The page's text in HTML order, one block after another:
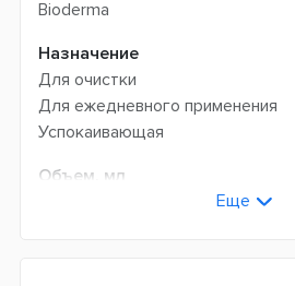
Bioderma
Назначение
Для очистки
Для ежедневного применения
Успокаивающая
Объем, мл
Еще